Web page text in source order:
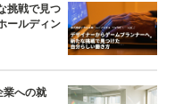
挑戦で見つ
ールディン
業への就